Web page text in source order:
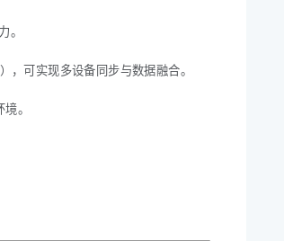
。
，可实现多设备同步与数据融合。
。